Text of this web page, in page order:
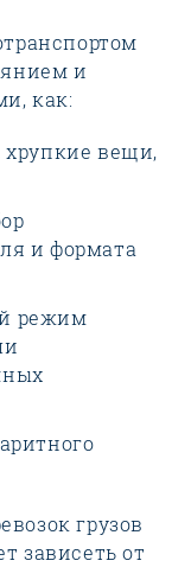
и
как:
вещи,
и формата
режим
грузов
зависеть от